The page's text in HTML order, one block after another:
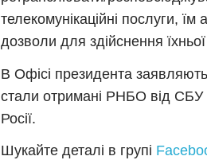
телекомунікаційні послуги,
дозволи для здійснення
В Офісі президента
стали отримані РНБО від СБУ
Росії.
Шукайте деталі в групі